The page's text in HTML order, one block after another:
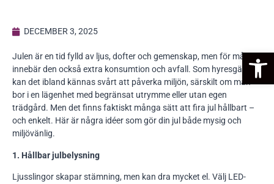
DECEMBER 3, 2025
Julen är en tid fylld av ljus, dofter och gemenskap, men för många
innebär den också extra konsumtion och avfall. Som hyresgäst
kan det ibland kännas svårt att påverka miljön, särskilt om man
bor i en lägenhet med begränsat utrymme eller utan egen
trädgård. Men det finns faktiskt många sätt att fira jul hållbart –
och enkelt. Här är några idéer som gör din jul både mysig och
miljövänlig.
1. Hållbar julbelysning
Ljusslingor skapar stämning, men kan dra mycket el. Välj LED-